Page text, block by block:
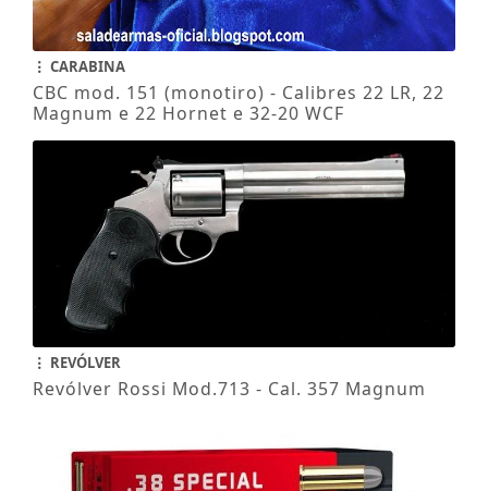
CARABINA
CBC mod. 151 (monotiro) - Calibres 22 LR, 22
Magnum e 22 Hornet e 32-20 WCF
REVÓLVER
Revólver Rossi Mod.713 - Cal. 357 Magnum